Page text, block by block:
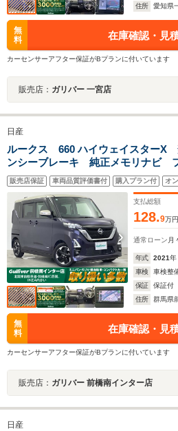
住所 愛知県
無
料
在庫確認・見
カーセンサーアフター保証がBプランに付いています
販売店： ガリバー 一宮店
日産
ルークス 660 ハイウェイスターX
ンシーブレーキ 純正メモリナビ
カメラ 片側パワースライドドア
ト 前後コーナーセンサー スマー
タート LEDヘッドライト
販売店保証 車両品質評価書付 購入プラン付 オ
支払総額
128.9万円
通常ローン 月
年式 2021年
車検
車検整
保証
保証付
住所
群馬県
無
料
在庫確認・見
カーセンサーアフター保証がBプランに付いています
販売店： ガリバー 前橋南インター店
日産